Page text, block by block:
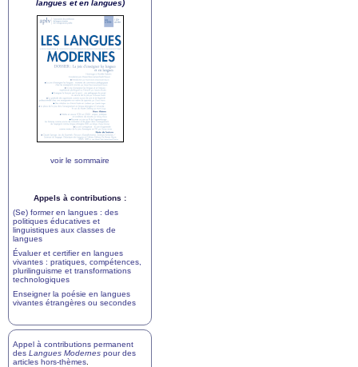
langues et en langues)
voir le sommaire
Appels à contributions :
(Se) former en langues : des
politiques éducatives et
linguistiques aux classes de
langues
Évaluer et certifier en langues
vivantes : pratiques, compétences,
plurilinguisme et transformations
technologiques
Enseigner la poésie en langues
vivantes étrangères ou secondes
Appel à contributions permanent
des Langues Modernes pour des
articles hors-thèmes